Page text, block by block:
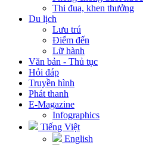
Thi đua, khen thưởng
Du lịch
Lưu trú
Điểm đến
Lữ hành
Văn bản - Thủ tục
Hỏi đáp
Truyền hình
Phát thanh
E-Magazine
Infographics
Tiếng Việt
English